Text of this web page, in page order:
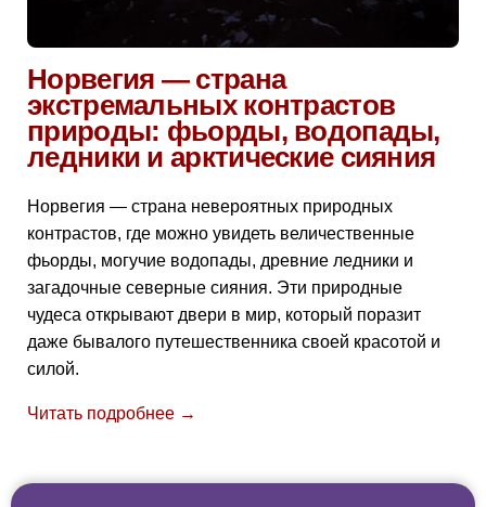
Норвегия — страна
экстремальных контрастов
природы: фьорды, водопады,
ледники и арктические сияния
Норвегия — страна невероятных природных
контрастов, где можно увидеть величественные
фьорды, могучие водопады, древние ледники и
загадочные северные сияния. Эти природные
чудеса открывают двери в мир, который поразит
даже бывалого путешественника своей красотой и
силой.
Читать подробнее →